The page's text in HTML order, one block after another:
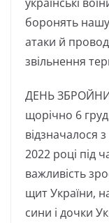
боронять
атаки й
звільнення
ДЕНЬ
щорічно 6
відзначалося
2022 році під
важливість
щит України,
сини і дочки